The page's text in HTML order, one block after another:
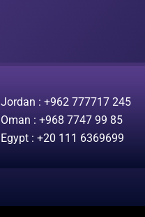
Jordan : +962 777717 245
Oman : +968 7747 99 85
Egypt : +20 111 6369699